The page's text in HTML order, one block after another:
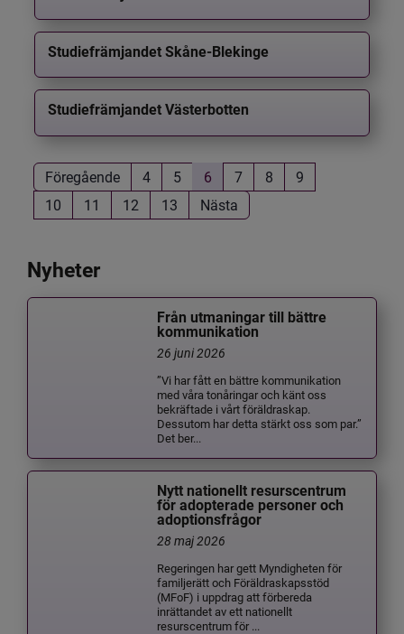
Studiefrämjandet Skåne-Blekinge
Studiefrämjandet Västerbotten
Föregående 4 5 6 7 8
9
10
11 12 13 Nästa
Nyheter
Från utmaningar till bättre
kommunikation
26 juni 2026
”Vi har fått en bättre kommunikation
med våra tonåringar och känt oss
bekräftade i vårt föräldraskap.
Dessutom har detta stärkt oss som par.”
Det ber...
Nytt nationellt resurscentrum
för adopterade personer och
adoptionsfrågor
28 maj 2026
Regeringen har gett Myndigheten för
familjerätt och Föräldraskapsstöd
(MFoF) i uppdrag att förbereda
inrättandet av ett nationellt
resurscentrum för ...